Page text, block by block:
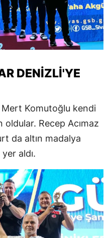
DENIZLI'YE
Komutoğlu kendi
Recep Acımaz
da altın madalya
aldı.